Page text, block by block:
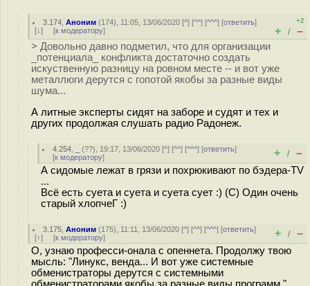
3.174 ,Аноним (174), 11:05, 13/06/2020 [^] [^^] [^^^] [ответить]
[↓] [к модератору]
+2
+ / –
> Довольно давно подметил, что для организации
_потенциала_ конфликта достаточно создать
искуственную разницу на ровном месте -- и вот уже
металлюги дерутся с гопотой якобы за разные виды
шума...
А литные эксперты сидят на заборе и судят и тех и
других продолжая слушать радио Радонеж.
4.254 (??), 19:17, 13/06/2020 [^] [^^] [^^^] [ответить]
[к модератору] + / –
А сидомые лежат в грязи и похрюкивают по бэдера-TV
...
Всё есть суета и суета и суета сует :) (С) Один очень
старый хлопчеГ :)
3.175 ,Аноним (175), 11:11, 13/06/2020 [^] [^^] [^^^] [ответить]
[↑] [к модератору] + / –
О, узнаю професси-онала с опеннета. Продолжу твою
мысль: "Линукс, венда... И вот уже системные
обменистраторы дерутся с системными